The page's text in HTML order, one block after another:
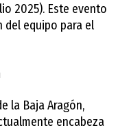
2025). Este evento
del equipo para el
la Baja Aragón,
encabeza